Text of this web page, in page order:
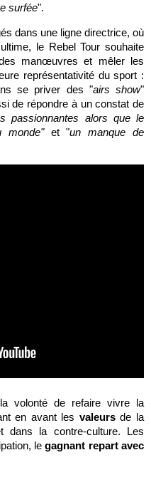
surfée".
dans une ligne directrice, où
le Rebel Tour souhaite
manœuvres et mêler les
représentativité du sport :
se priver des "airs show"
de répondre à un constat de
passionnantes alors que le
monde"et "un manque de
volonté de refaire vivre la
en avant les valeursde la
dans la contre-culture. Les
legagnant repart avec